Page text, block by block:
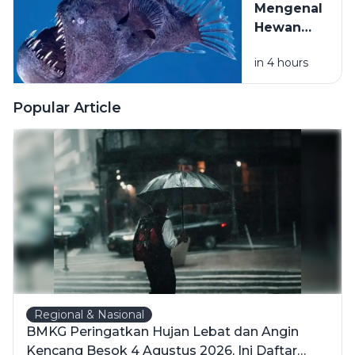
Ekstrem
Laut Ini
Tetap
hingga
Mengenal
Hewan
Dalam
Paling
in 4 hours
Popular Article
Regional & Nasional
BMKG Peringatkan Hujan Lebat dan Angin
Kencang Besok 4 Agustus 2026, Ini Daftar